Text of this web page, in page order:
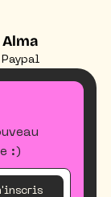
:)